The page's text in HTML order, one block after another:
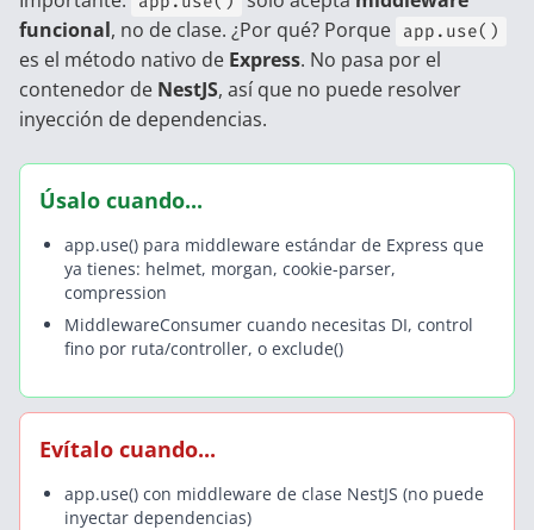
funcional, no de clase. ¿Por qué? Porque app.use()
es el método nativo de Express. No pasa por el
contenedor de NestJS, así que no puede resolver
inyección de dependencias.
Úsalo cuando...
app.use() para middleware estándar de Express que
ya tienes: helmet, morgan, cookie-parser,
compression
MiddlewareConsumer cuando necesitas DI, control
fino por ruta/controller, o exclude()
Evítalo cuando...
app.use() con middleware de clase NestJS (no puede
inyectar dependencias)